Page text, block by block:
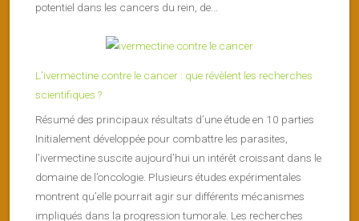
potentiel dans les cancers du rein, de...
L’ivermectine contre le cancer : que révèlent les recherches
scientifiques ?
Résumé des principaux résultats d’une étude en 10 parties
Initialement développée pour combattre les parasites,
l’ivermectine suscite aujourd’hui un intérêt croissant dans le
domaine de l’oncologie. Plusieurs études expérimentales
montrent qu’elle pourrait agir sur différents mécanismes
impliqués dans la progression tumorale. Les recherches